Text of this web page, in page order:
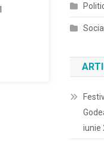
Social
iunie